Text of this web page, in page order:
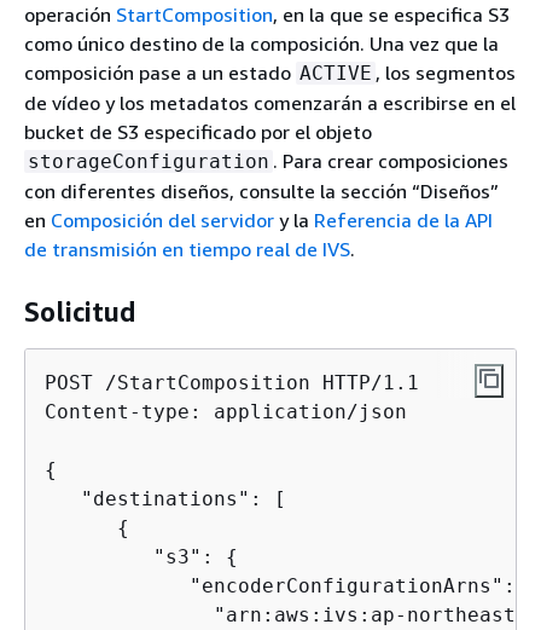
operación StartComposition, en la que se especifica S3
como único destino de la composición. Una vez que la
composición pase a un estado ACTIVE , los segmentos
de vídeo y los metadatos comenzarán a escribirse en el
bucket de S3 especificado por el objeto
storageConfiguration . Para crear composiciones
con diferentes diseños, consulte la sección “Diseños”
en Composición del servidor y la Referencia de la API
de transmisión en tiempo real de IVS.
Solicitud
POST /StartComposition HTTP/1.1
Content-type: application/json
{
   "destinations": [
{
         "s3":
{
            "encoderConfigurationArns": [
"arn:aws:ivs:ap-